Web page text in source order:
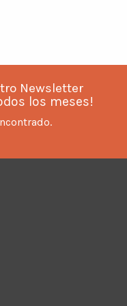
Newsletter
los meses!